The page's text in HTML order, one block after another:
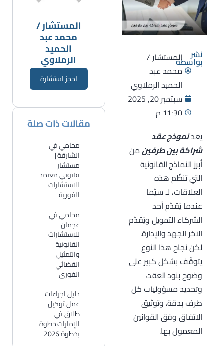
نشر
بواسطةالمستشار /
محمد عبد
الحميد الرملاوي
سبتمبر 20, 2025
11:30 م
يعدنموذج عقد
شراكة بين طرفينمن
أبرز النماذج القانونية
التي تنظّم هذه
العلاقات، لا سيّما
عندما يُقدّم أحد
الشركاء التمويل ويُقدّم
الآخر الجهد والإدارة.
لكن نجاح هذا النوع
يتوقّف بشكل كبير على
وضوح بنود العقد،
وتحديد مسؤوليات كل
طرف بدقة، وتوثيق
الاتفاق وفق القوانين
المعمول بها.
المستشار /
محمد عبد
الحميد
الرملاوي
احجز استشارة
مقالات ذات صلة
محامي في
الشارقة |
مستشار
قانوني معتمد
للاستشارات
الفورية
​محامي في
عجمان
للاستشارات
القانونية
والتمثيل
القضائي
الفوري
دليل اجراءات
عمل توكيل
طلاق في
الإمارات خطوة
بخطوة 2026